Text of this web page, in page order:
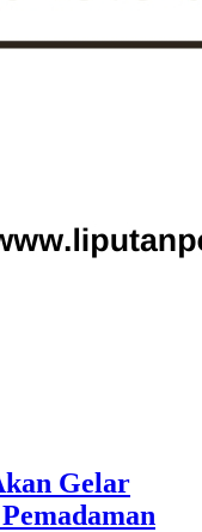
Gelar